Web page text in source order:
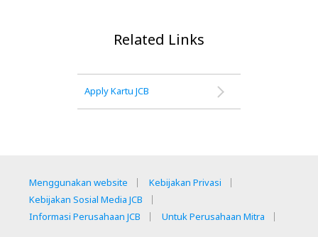
Related Links
Apply Kartu JCB
Menggunakan website
Kebijakan Privasi
Kebijakan Sosial Media JCB
Informasi Perusahaan JCB
Untuk Perusahaan Mitra